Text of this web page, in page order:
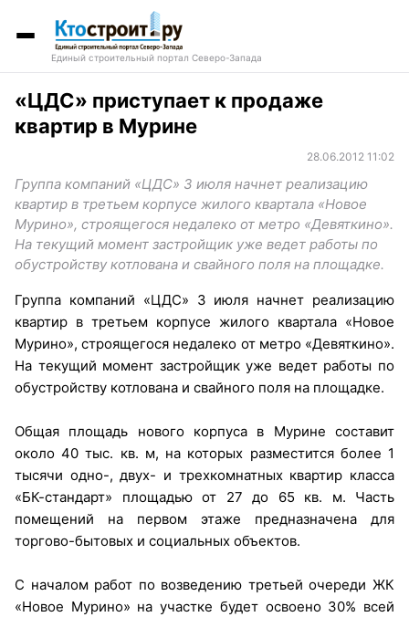
Единый строительный портал Северо-Запада
«ЦДС» приступает к продаже
квартир в Мурине
28.06.2012 11:02
Группа компаний «ЦДС» 3 июля начнет реализацию
квартир в третьем корпусе жилого квартала «Новое
Мурино», строящегося недалеко от метро «Девяткино».
На текущий момент застройщик уже ведет работы по
обустройству котлована и свайного поля на площадке.
Группа компаний «ЦДС» 3 июля начнет реализацию
квартир в третьем корпусе жилого квартала «Новое
Мурино», строящегося недалеко от метро «Девяткино».
На текущий момент застройщик уже ведет работы по
обустройству котлована и свайного поля на площадке.
Общая площадь нового корпуса в Мурине составит
около 40 тыс. кв. м, на которых разместится более 1
тысячи одно-, двух- и трехкомнатных квартир класса
«БК-стандарт» площадью от 27 до 65 кв. м. Часть
помещений на первом этаже предназначена для
торгово-бытовых и социальных объектов.
С началом работ по возведению третьей очереди ЖК
«Новое Мурино» на участке будет освоено 30% всей